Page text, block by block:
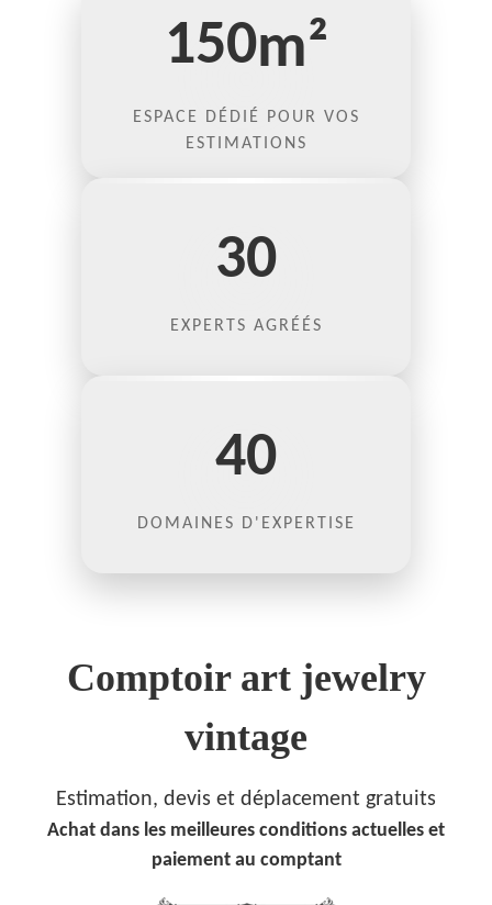
150m²
ESPACE DÉDIÉ POUR VOS
ESTIMATIONS
30
EXPERTS AGRÉÉS
40
DOMAINES D'EXPERTISE
Comptoir art jewelry
vintage
Estimation, devis et déplacement gratuits
Achat dans les meilleures conditions actuelles et
paiement au comptant